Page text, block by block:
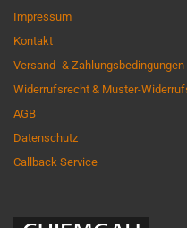
Impressum
Kontakt
Versand- & Zahlungsbedingungen
Widerrufsrecht & Muster-
AGB
Datenschutz
Callback Service